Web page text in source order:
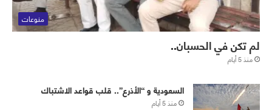
منوعات
لم تكن في الحسبان..
منذ 5 أيام
‏⁧‫السعودية‬⁩ و “الأذرع”.. قلب قواعد الاشتباك
منذ 5 أيام